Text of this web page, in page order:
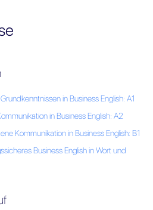
in Business English: A1
in Business English: A2
Kommunikation in Business English: B1
Business English in Wort und